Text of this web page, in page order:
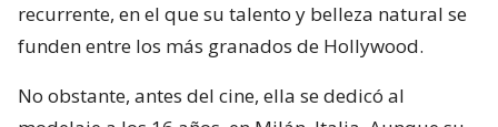
recurrente, en el que su talento y belleza natural se
funden entre los más granados de Hollywood.
No obstante, antes del cine, ella se dedicó al